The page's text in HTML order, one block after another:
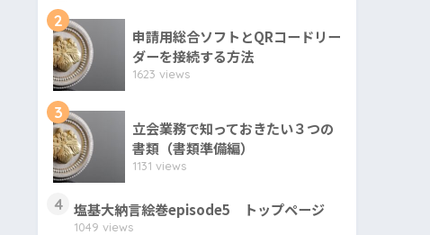
2
申請用総合ソフトとQRコードリー
ダーを接続する方法
1623 views
3
立会業務で知っておきたい３つの
書類（書類準備編）
1131 views
4 塩基大納言絵巻episode5 トップページ
1049 views